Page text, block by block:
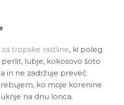
tropske rastline, ki poleg
lubje, kokosovo šoto
in ne zadržuje preveč
ko moje korenine
na dnu lonca.